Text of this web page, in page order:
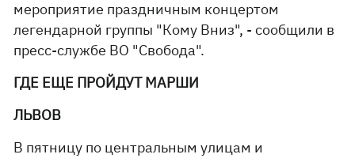
мероприятие праздничным концертом
легендарной группы "Кому Вниз", - сообщили в
пресс-службе ВО "Свобода".
ГДЕ ЕЩЕ ПРОЙДУТ МАРШИ
ЛЬВОВ
В пятницу по центральным улицам и